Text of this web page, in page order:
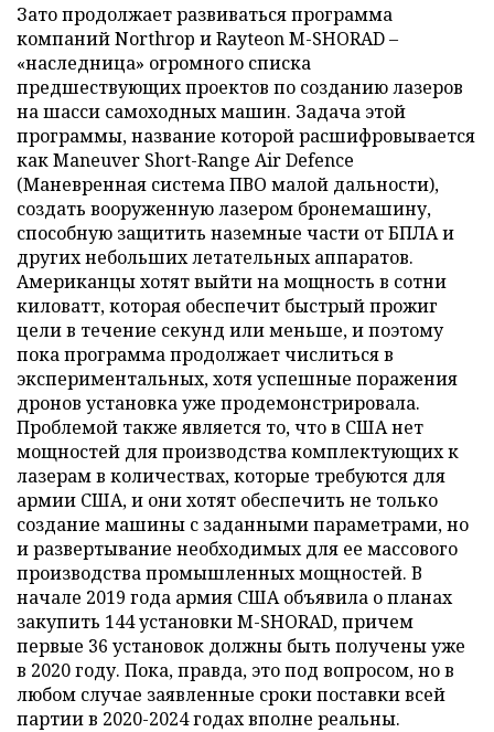
Зато продолжает развиваться программа
компаний Northrop и Rayteon M-SHORAD –
«наследница» огромного списка
предшествующих проектов по созданию лазеров
на шасси самоходных машин. Задача этой
программы, название которой расшифровывается
как Maneuver Short-Range Air Defence
(Маневренная система ПВО малой дальности),
создать вооруженную лазером бронемашину,
способную защитить наземные части от БПЛА и
других небольших летательных аппаратов.
Американцы хотят выйти на мощность в сотни
киловатт, которая обеспечит быстрый прожиг
цели в течение секунд или меньше, и поэтому
пока программа продолжает числиться в
экспериментальных, хотя успешные поражения
дронов установка уже продемонстрировала.
Проблемой также является то, что в США нет
мощностей для производства комплектующих к
лазерам в количествах, которые требуются для
армии США, и они хотят обеспечить не только
создание машины с заданными параметрами, но
и развертывание необходимых для ее массового
производства промышленных мощностей. В
начале 2019 года армия США объявила о планах
закупить 144 установки M-SHORAD, причем
первые 36 установок должны быть получены уже
в 2020 году. Пока, правда, это под вопросом, но в
любом случае заявленные сроки поставки всей
партии в 2020-2024 годах вполне реальны.